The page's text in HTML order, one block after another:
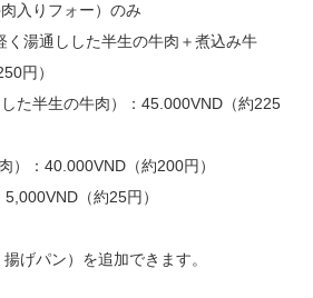
入りフォー）のみ
く湯通しした半生の牛肉＋煮込み牛
円）
た半生の牛肉）：45.000VND（約225
）：40.000VND（約200円）
（約25円）
げパン）を追加できます。